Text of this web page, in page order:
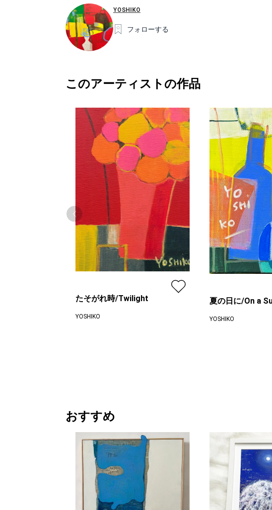
YOSHIKO
フォローする
このアーティストの作品
たそがれ時/Twilight
YOSHIKO
夏の日に/On a
YOSHIKO
おすすめ